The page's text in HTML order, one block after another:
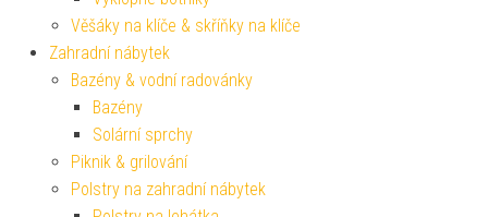
Věšáky na klíče & skříňky na klíče
Zahradní nábytek
Bazény & vodní radovánky
Bazény
Solární sprchy
Piknik & grilování
Polstry na zahradní nábytek